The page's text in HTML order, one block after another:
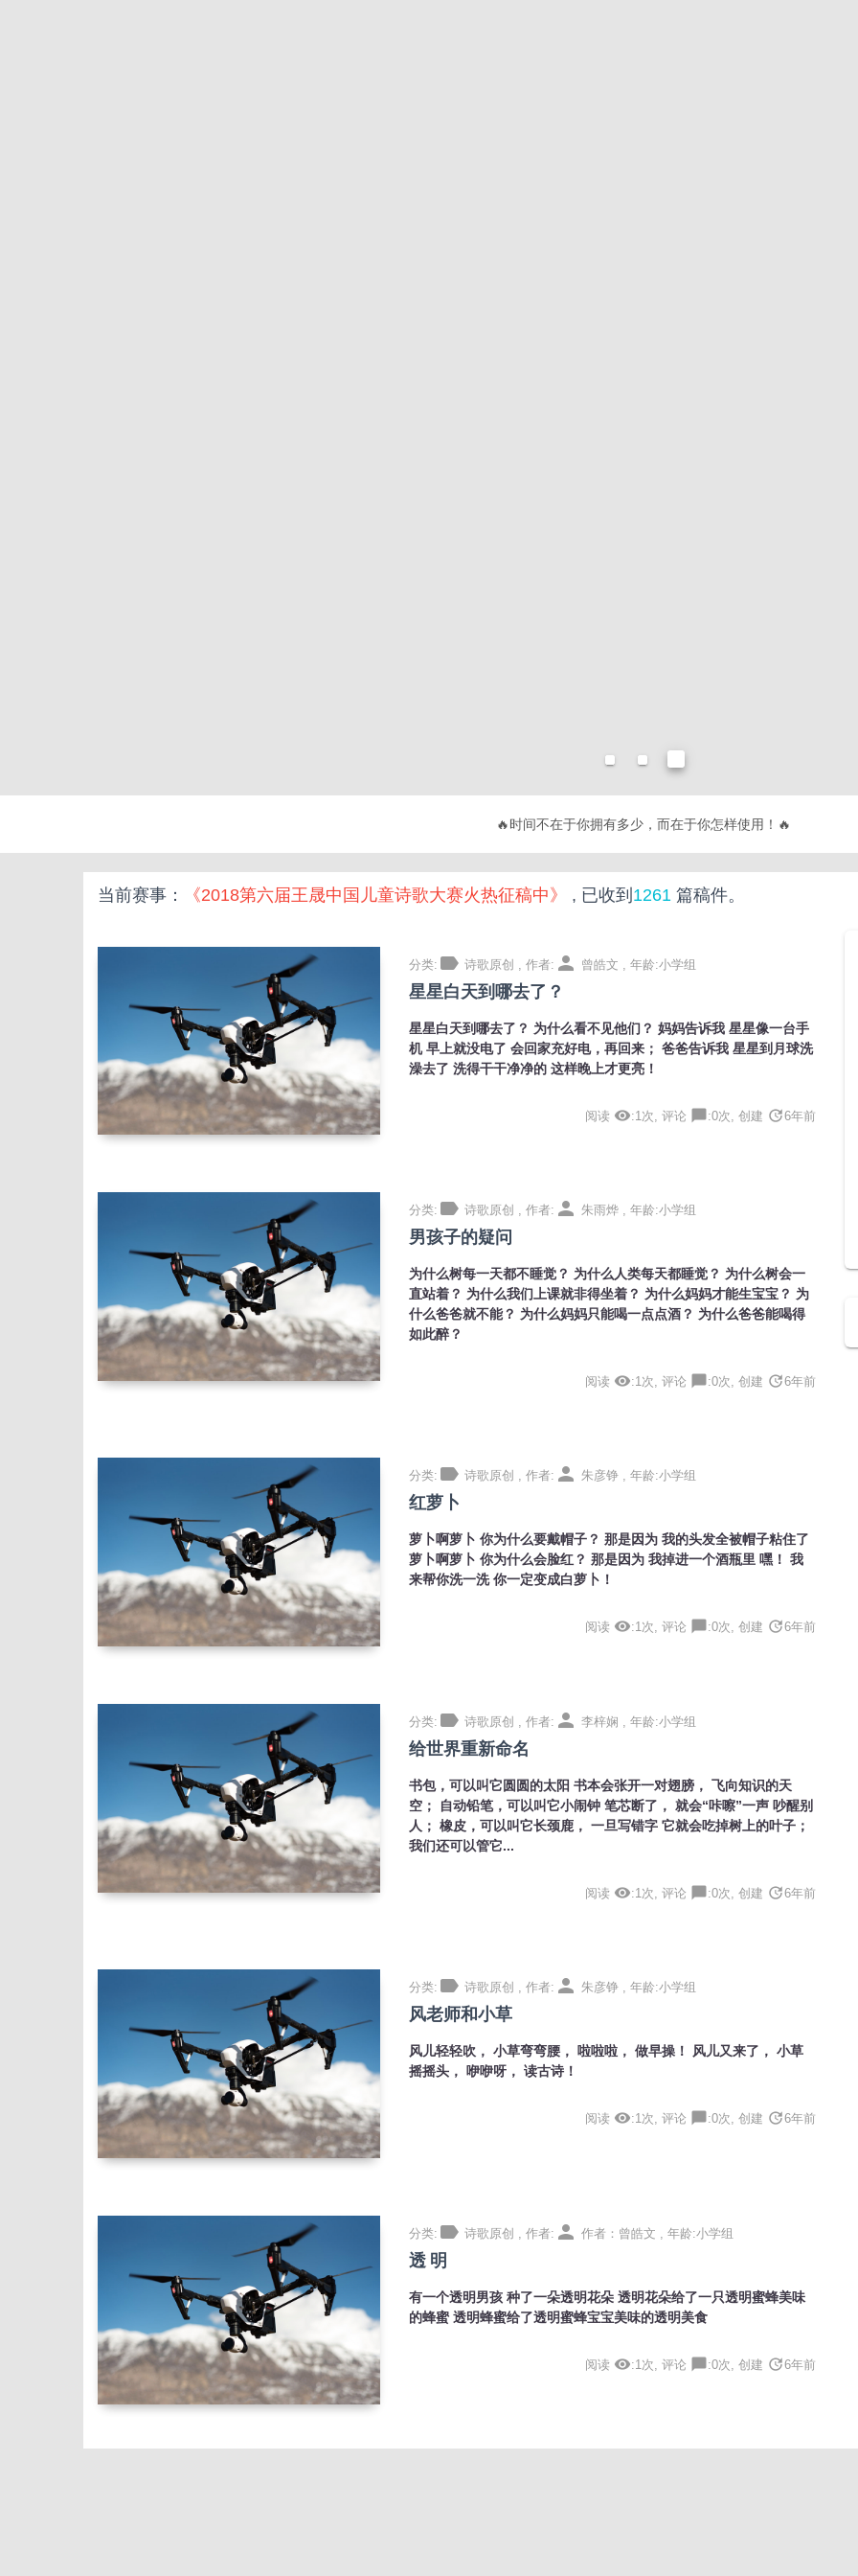
🔥不要有趣，要有用！🔥
当前赛事： 《2018第六届王晟中国儿童诗歌大赛火热征稿中》 , 已收到 1261 篇稿件。
分类: label 诗歌原创 , 作者: person 曾皓文 , 年龄:小学组
星星白天到哪去了？
星星白天到哪去了？ 为什么看不见他们？ 妈妈告诉我 星星像一台手
机 早上就没电了 会回家充好电，再回来； 爸爸告诉我 星星到月球洗
澡去了 洗得干干净净的 这样晚上才更亮！
阅读 visibility:1次, 评论 :0次, 创建 update6年前
分类: label 诗歌原创 , 作者: person 朱雨烨 , 年龄:小学组
男孩子的疑问
为什么树每一天都不睡觉？ 为什么人类每天都睡觉？ 为什么树会一
直站着？ 为什么我们上课就非得坐着？ 为什么妈妈才能生宝宝？ 为
什么爸爸就不能？ 为什么妈妈只能喝一点点酒？ 为什么爸爸能喝得
如此醉？
阅读 visibility:1次, 评论 chat_bubble:0次, 创建 update6年前
分类: label 诗歌原创 , 作者: person 朱彦铮 , 年龄:小学组
红萝卜
萝卜啊萝卜 你为什么要戴帽子？ 那是因为 我的头发全被帽子粘住了
萝卜啊萝卜 你为什么会脸红？ 那是因为 我掉进一个酒瓶里 嘿！ 我
来帮你洗一洗 你一定变成白萝卜！
阅读 visibility:1次, 评论 chat_bubble:0次, 创建 update6年前
分类: label 诗歌原创 , 作者: person 李梓娴 , 年龄:小学组
给世界重新命名
书包，可以叫它圆圆的太阳 书本会张开一对翅膀， 飞向知识的天
空； 自动铅笔，可以叫它小闹钟 笔芯断了， 就会“咔嚓”一声 吵醒别
人； 橡皮，可以叫它长颈鹿， 一旦写错字 它就会吃掉树上的叶子；
我们还可以管它...
阅读 visibility:1次, 评论 chat_bubble:0次, 创建 update6年前
分类: label 诗歌原创 , 作者: person 朱彦铮 , 年龄:小学组
风老师和小草
风儿轻轻吹， 小草弯弯腰， 啦啦啦， 做早操！ 风儿又来了， 小草
摇摇头， 咿咿呀， 读古诗！
阅读 visibility:1次, 评论 chat_bubble:0次, 创建 update6年前
分类: label 诗歌原创 , 作者: person 作者：曾皓文 , 年龄:小学组
透 明
有一个透明男孩 种了一朵透明花朵 透明花朵给了一只透明蜜蜂美味
的蜂蜜 透明蜂蜜给了透明蜜蜂宝宝美味的透明美食
阅读 visibility:1次, 评论 chat_bubble:0次, 创建 update6年前